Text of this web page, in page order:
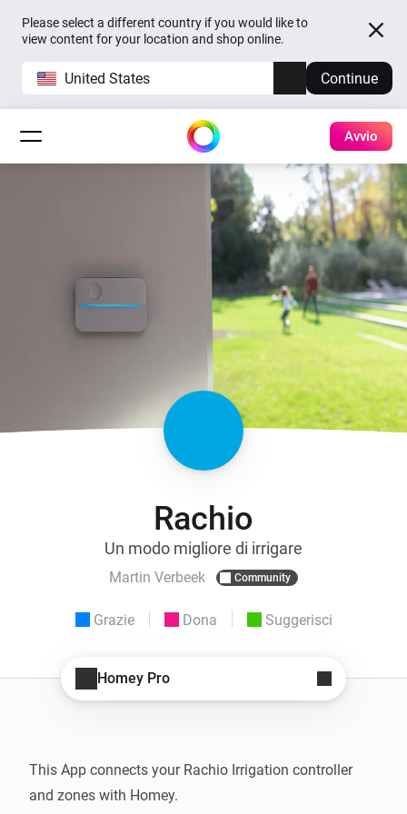
Please select a different country if you would like to
view content for your location and shop online.
United States Continue
Avvio
Rachio
Un modo migliore di irrigare
Martin Verbeek Community
Grazie Dona Suggerisci
Homey Pro
This App connects your Rachio Irrigation controller
and zones with Homey.